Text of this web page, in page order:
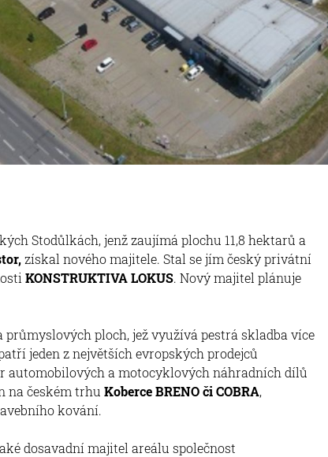
Stodůlkách, jenž zaujímá plochu 11,8 hektarů a
získal nového majitele. Stal se jím český privátní
KONSTRUKTIVA LOKUS. Nový majitel plánuje
ploch, jež využívá pestrá skladba více
jeden z největších evropských prodejců
automobilových a motocyklových náhradních dílů
na českém trhu Koberce BRENO či COBRA,
kování.
dosavadní majitel areálu společnost